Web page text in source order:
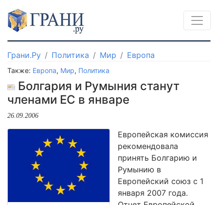
Грани.Ру Политика Мир Европа
Также: Европа, Мир, Политика
Болгария и Румыния станут
членами ЕС в январе
26.09.2006
Европейская комиссия
рекомендовала
принять Болгарию и
Румынию в
Европейский союз с 1
января 2007 года.